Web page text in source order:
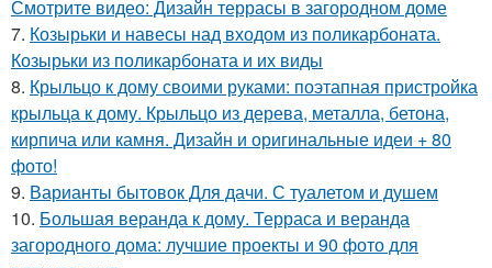
Смотрите видео: Дизайн террасы в загородном доме
7. Козырьки и навесы над входом из поликарбоната.
Козырьки из поликарбоната и их виды
8. Крыльцо к дому своими руками: поэтапная пристройка
крыльца к дому. Крыльцо из дерева, металла, бетона,
кирпича или камня. Дизайн и оригинальные идеи + 80
фото!
9. Варианты бытовок Для дачи. С туалетом и душем
10. Большая веранда к дому. Терраса и веранда
загородного дома: лучшие проекты и 90 фото для